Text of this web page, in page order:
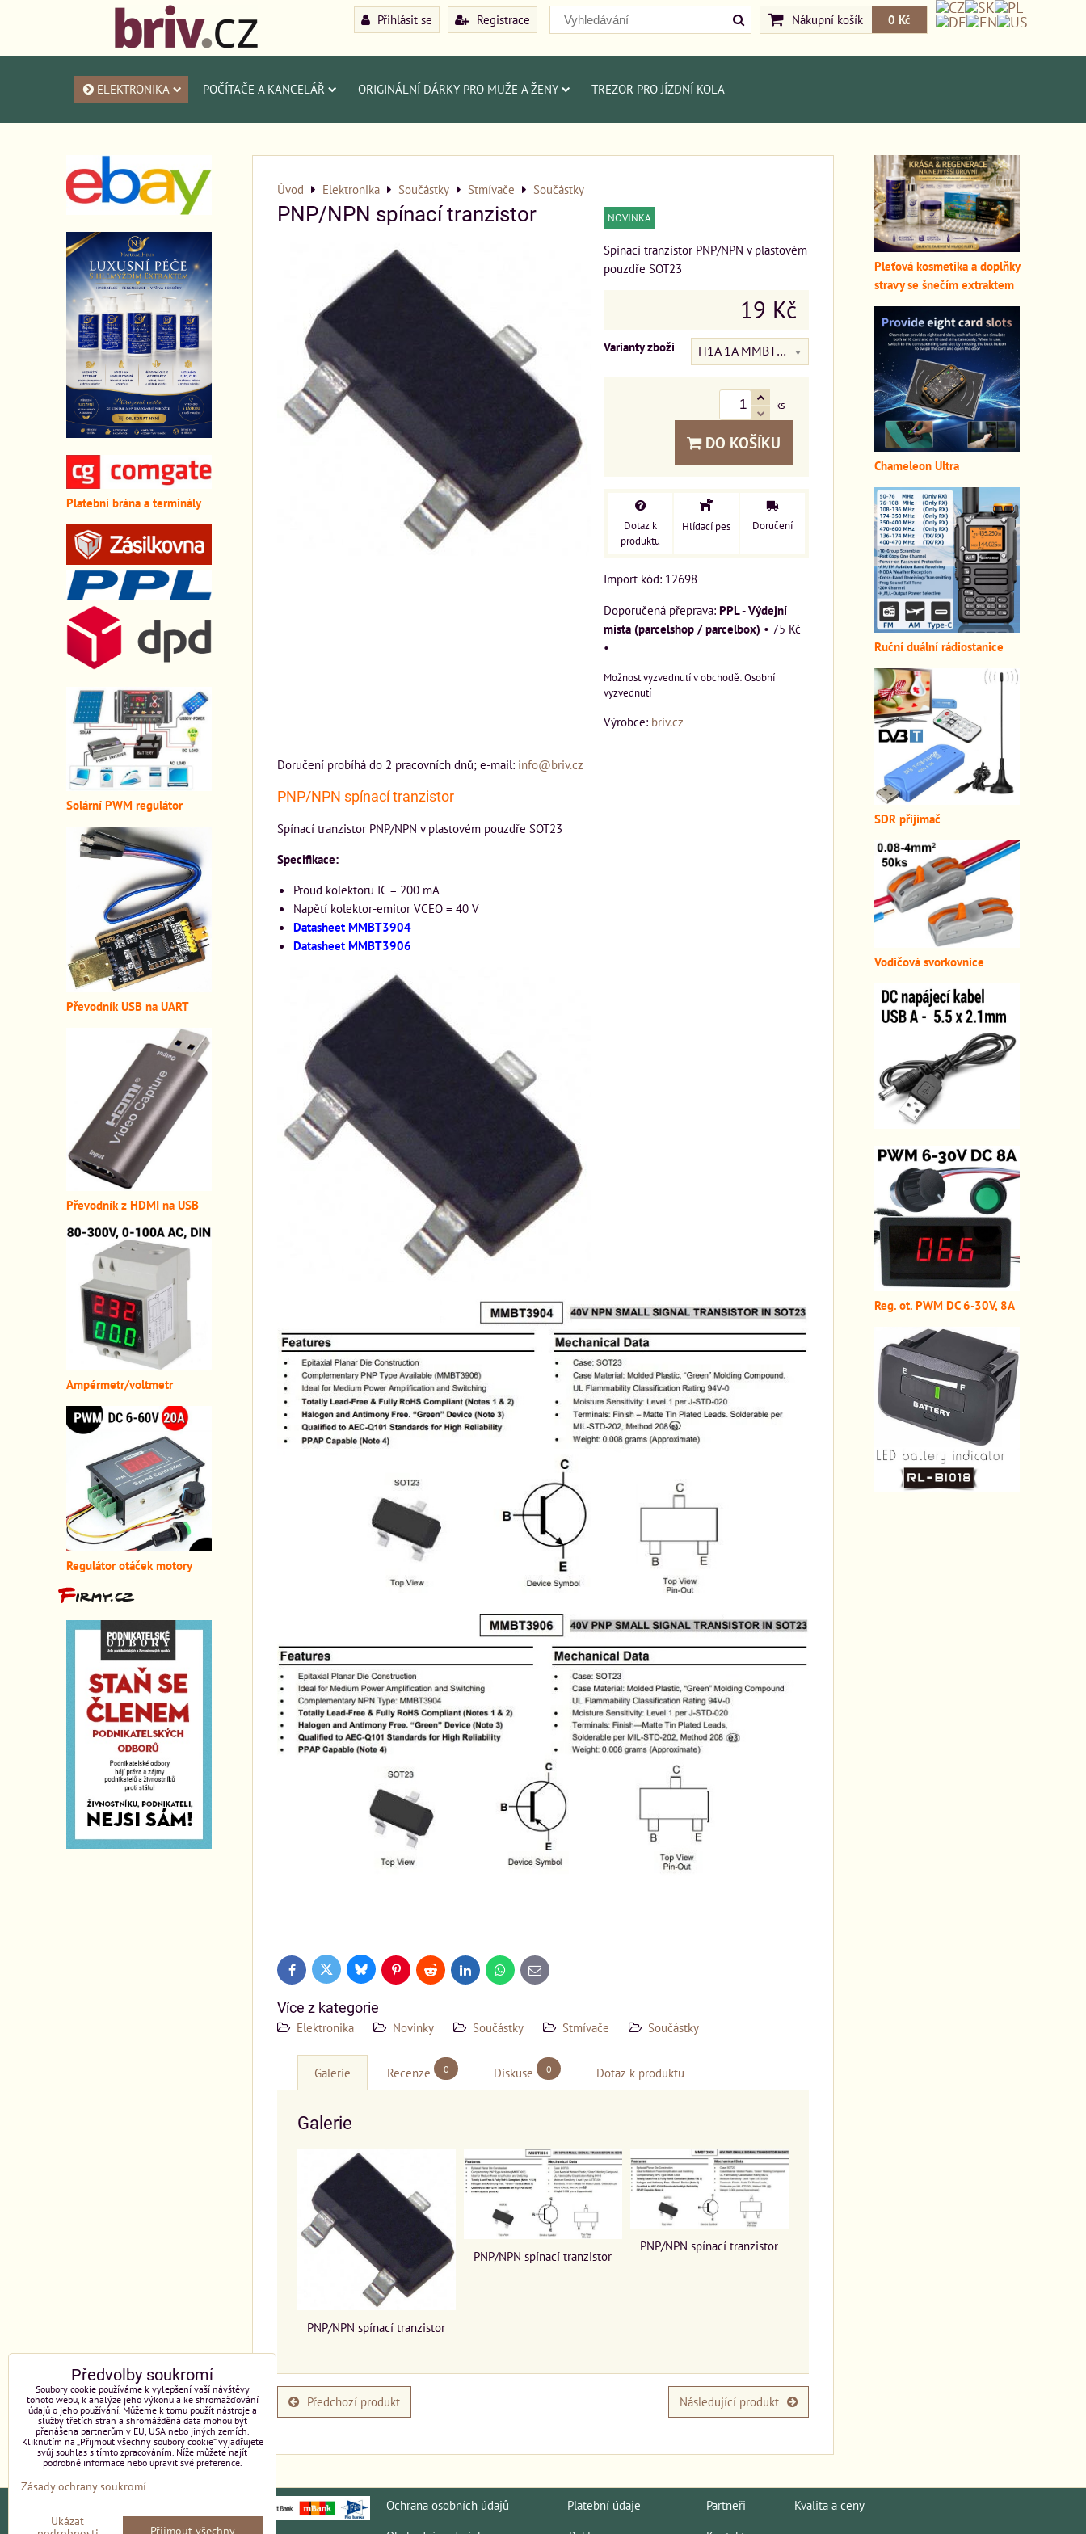
Přihlásit se Registrace Nákupní košík 0 Kč
ELEKTRONIKA POČÍTAČE A KANCELÁŘ ORIGINÁLNÍ DÁRKY PRO MUŽE A ŽENY TREZOR PRO JÍZDNÍ KOLA
Úvod Elektronika Součástky Stmívače Součástky
PNP/NPN spínací tranzistor NOVINKA
Spínací tranzistor PNP/NPN v plastovém
pouzdře SOT23
19 Kč
Varianty zboží H1A 1A MMBT3904
ks
DO KOŠÍKU
Dotaz k
produktu
Hlídací pes Doručení
Import kód: 12698
PPL - Výdejní
místa (parcelshop / parcelbox) • 75 Kč
•
Osobní
vyzvednutí
Výrobce: briv.cz
Doručení probíhá do 2 pracovních dnů; e-mail: info@briv.cz
PNP/NPN spínací tranzistor
Spínací tranzistor PNP/NPN v plastovém pouzdře SOT23
Specifikace:
Proud kolektoru IC = 200 mA
Napětí kolektor-emitor VCEO = 40 V
Datasheet MMBT3904
Datasheet MMBT3906
FacebookTwitter BlueskyPinterestReddit LinkedInWhatsApp
E-
mail
Více z kategorie
Elektronika Novinky Součástky Stmívače Součástky
Galerie Recenze 0 Diskuse 0 Dotaz k produktu
Galerie
PNP/NPN spínací tranzistor
PNP/NPN spínací tranzistor
PNP/NPN spínací tranzistor
Předchozí produkt Následující produkt
Platební brána a terminály
Solární PWM regulátor
Převodník USB na UART
Převodník z HDMI na USB
Ampérmetr/voltmetr
Regulátor otáček motory
Pleťová kosmetika a doplňky
stravy se šnečím extraktem
Chameleon Ultra
Ruční duální rádiostanice
SDR přijímač
Vodičová svorkovnice
Reg. ot. PWM DC 6-30V, 8A
Ochrana osobních údajů
Platební údaje
Partneři
Kvalita a ceny
Předvolby soukromí
Soubory cookie používáme k vylepšení vaší návštěvy
tohoto webu, k analýze jeho výkonu a ke shromažďování
údajů o jeho používání. Můžeme k tomu použít nástroje a
služby třetích stran a shromážděná data mohou být
přenášena partnerům v EU, USA nebo jiných zemích.
Kliknutím na „Přijmout všechny soubory cookie“ vyjadřujete
svůj souhlas s tímto zpracováním. Níže můžete najít
podrobné informace nebo upravit své preference.
Zásady ochrany soukromí
Ukázat
Přijmout všechny